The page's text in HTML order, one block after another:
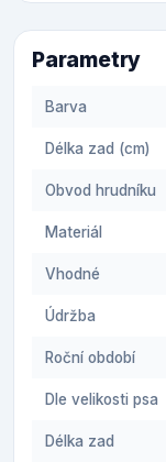
Parametry
Barva
Délka zad (cm)
Obvod hrudníku
Materiál
Vhodné
Údržba
Roční období
Dle velikosti psa
Délka zad